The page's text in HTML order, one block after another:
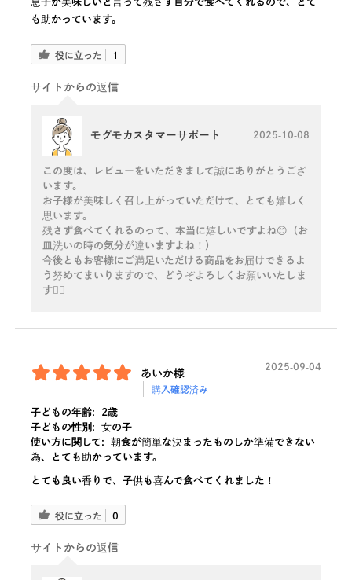
息子が美味しいと言って残さず自分で食べてくれるので、とて
も助かっています。
役に立った 1
サイトからの返信
モグモカスタマーサポート 2025-10-08
この度は、レビューをいただきまして誠にありがとうござ
います。
お子様が美味しく召し上がっていただけて、とても嬉しく
思います。
残さず食べてくれるのって、本当に嬉しいですよね😊（お
皿洗いの時の気分が違いますよね！）
今後ともお客様にご満足いただける商品をお届けできるよ
う努めてまいりますので、どうぞよろしくお願いいたしま
す🙇‍♀️
あいか様
購入確認済み
2025-09-04
子どもの年齢:
2歳
子どもの性別:
女の子
使い方に関して:
朝食が簡単な決まったものしか準備できない
為、とても助かっています。
とても良い香りで、子供も喜んで食べてくれました！
役に立った 0
サイトからの返信